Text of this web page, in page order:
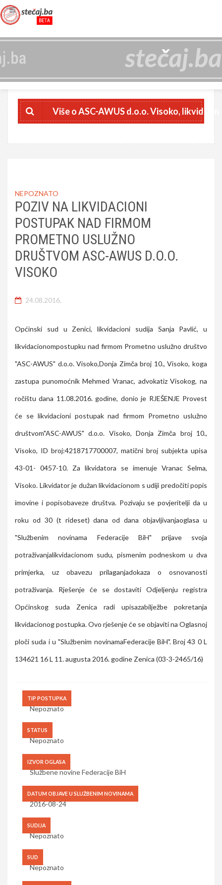
ASC-AWUS D.O.O. VISOKO, LIKVIDIRAN
4218717700007
Više o ASC-AWUS d.o.o. Visoko, likvidiran
NEPOZNATO
POZIV NA LIKVIDACIONI
POSTUPAK NAD FIRMOM
PROMETNO USLUŽNO
DRUŠTVOM ASC-AWUS D.O.O.
VISOKO
24.08.2016.
Općinski sud u Zenici, likvidacioni sudija Sanja Pavlić, u
likvidacionompostupku nad firmom Prometno uslužno društvo
"ASC-AWUS" d.o.o. Visoko,Donja Zimča broj 10., Visoko, koga
zastupa punomoćnik Mehmed Vranac, advokatiz Visokog, na
ročištu dana 11.08.2016. godine, donio je RJEŠENJE Provest
će se likvidacioni postupak nad firmom Prometno uslužno
društvom"ASC-AWUS" d.o.o. Visoko, Donja Zimča broj 10.,
Visoko, ID broj:4218717700007, matični broj subjekta upisa
43-01- 0457-10. Za likvidatora se imenuje Vranac Selma,
Visoko. Likvidator je dužan likvidacionom s udiji predočiti popis
imovine i popisobaveze društva. Pozivaju se povjeritelji da u
roku od 30 (t rideset) dana od dana objavljivanjaoglasa u
"Službenim novinama Federacije BiH" prijave svoja
potraživanjalikvidacionom sudu, pismenim podneskom u dva
primjerka, uz obavezu prilaganjadokaza o osnovanosti
potraživanja. Rješenje će se dostaviti Odjeljenju registra
Općinskog suda Zenica radi upisazabilježbe pokretanja
likvidacionog postupka. Ovo rješenje će se objaviti na Oglasnoj
ploči suda i u "Službenim novinamaFederacije BiH". Broj 43 0 L
134621 16 L 11. augusta 2016. godine Zenica (03-3-2465/16)
TIP POSTUPKA
Nepoznato
STATUS
Nepoznato
IZVOR OGLASA
Službene novine Federacije BiH
DATUM OBJAVE U SLUŽBENIM NOVINAMA
2016-08-24
SUDIJA
Nepoznato
SUD
Nepoznato